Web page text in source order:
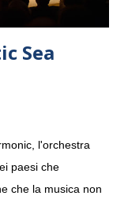
Sea
l'orchestra
paesi che
che la musica non